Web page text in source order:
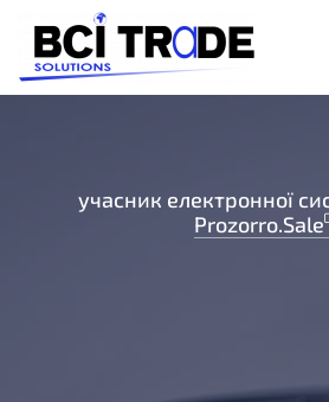
учасник електронної
Prozorro.Sale